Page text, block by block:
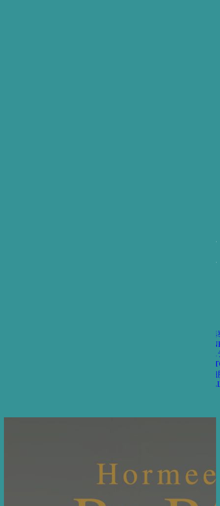
機
エ
幹